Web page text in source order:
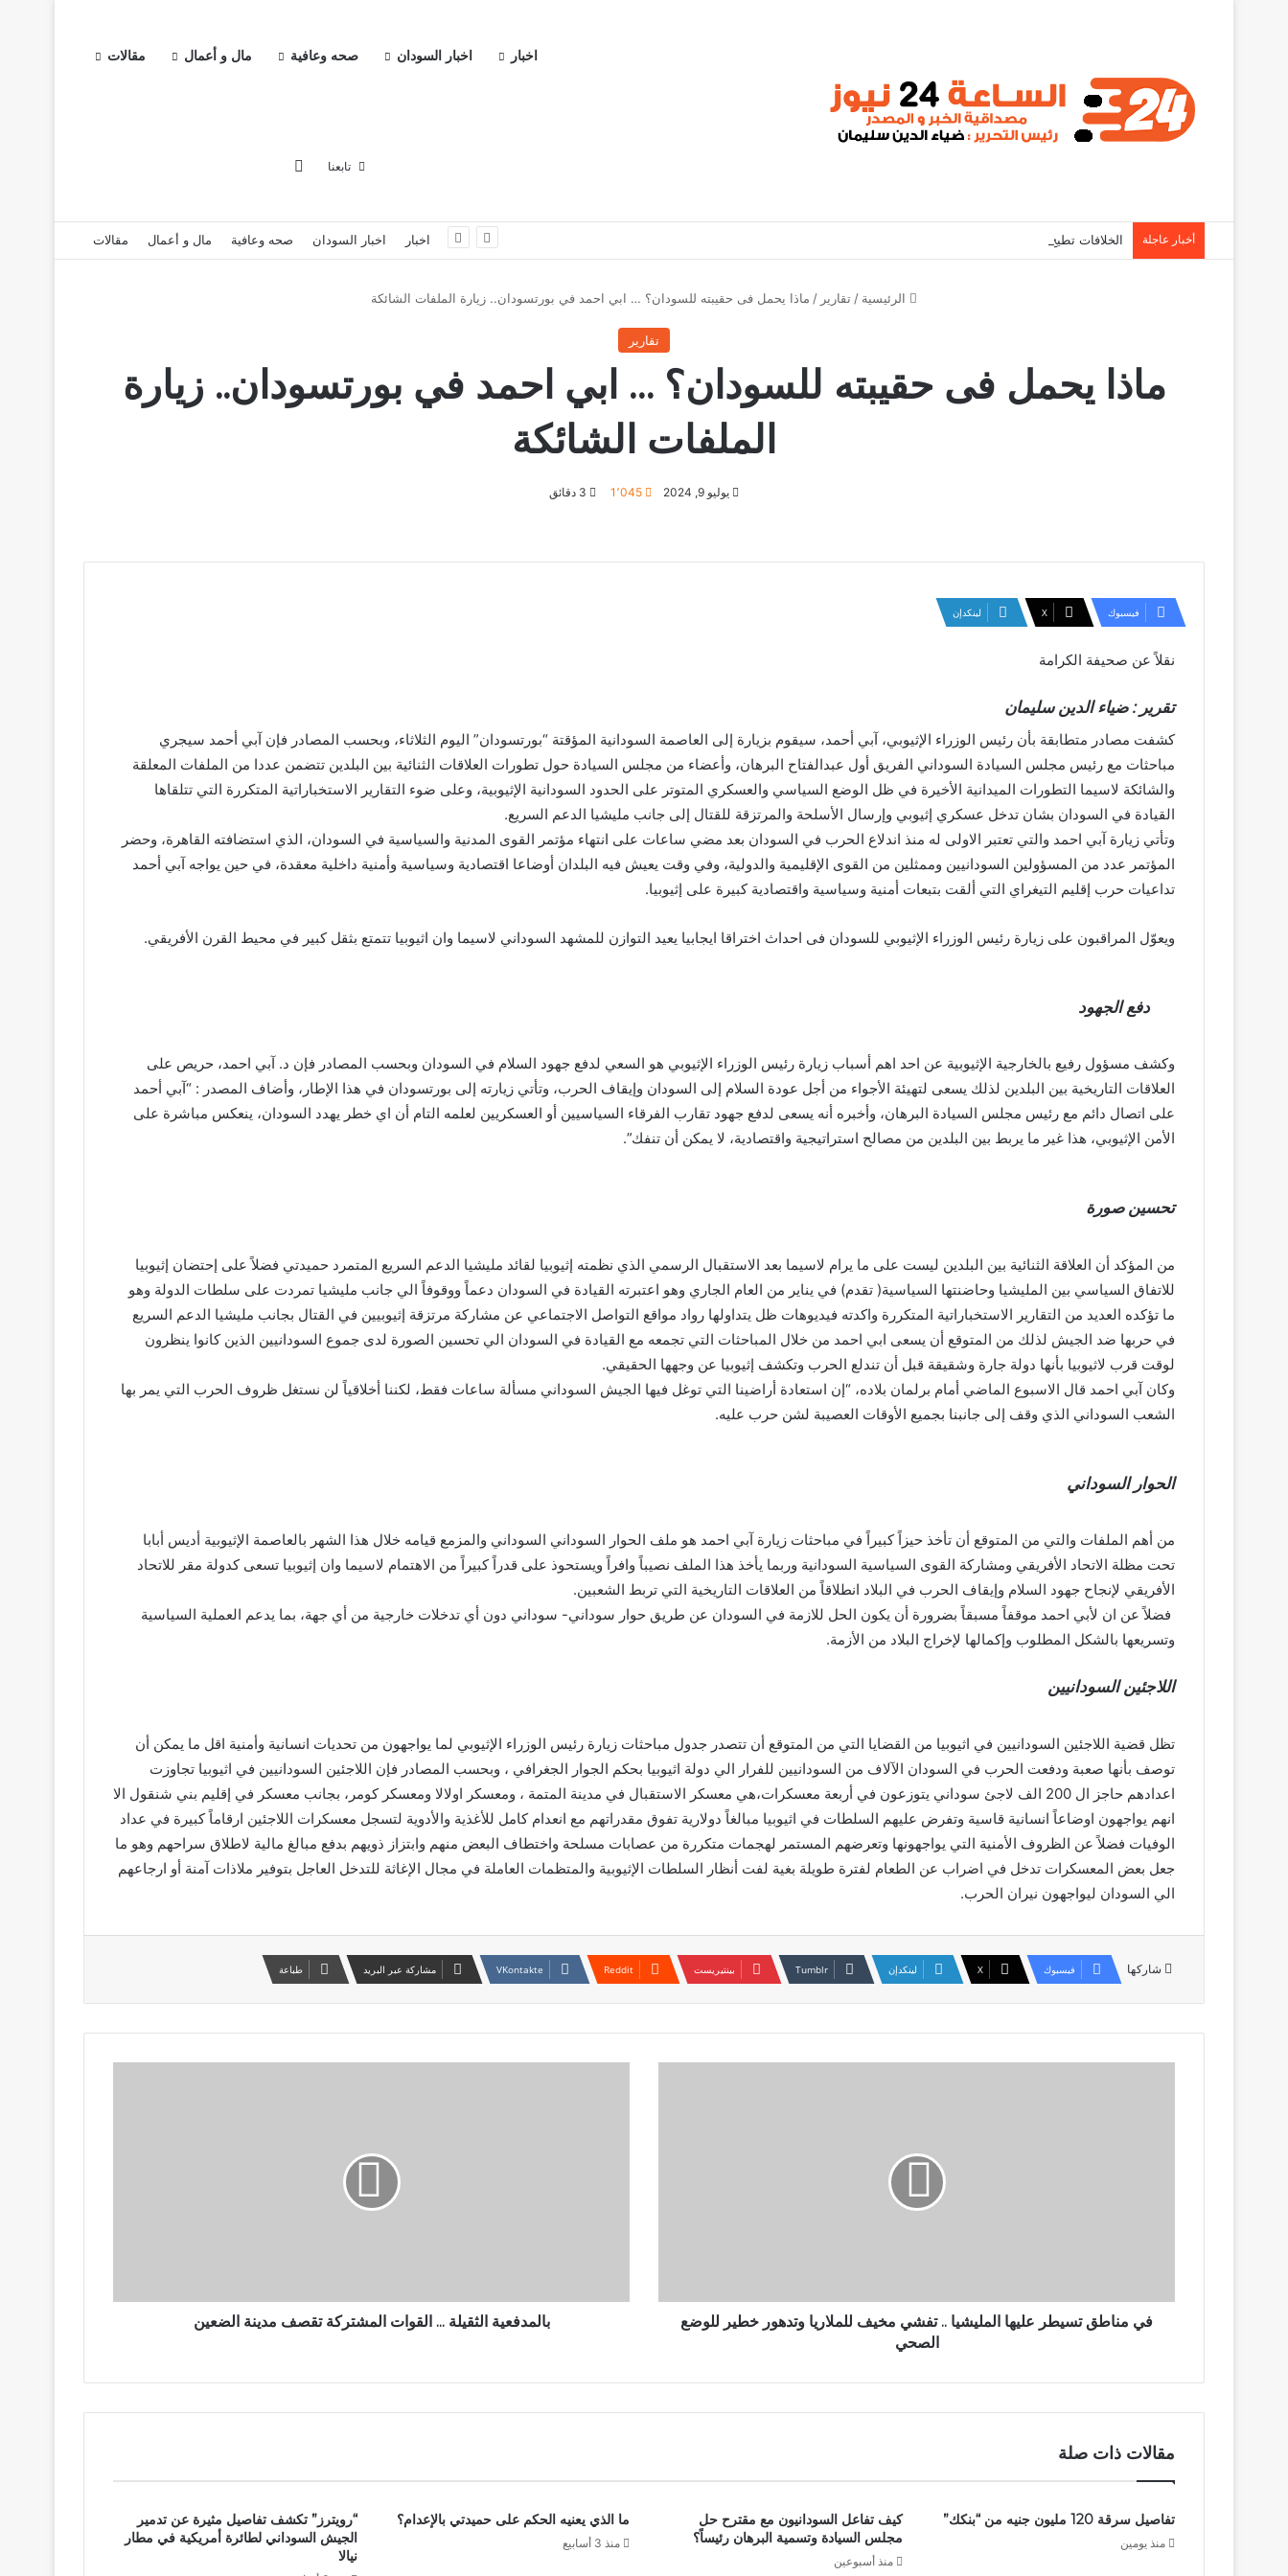
اخبار اخبار السودان صحه وعافية مال و أعمال مقالات
تابعنا
أخبار عاجلة الخلافات تطيح بـ مسؤولين من حكومة كامل إدريس اخبار اخبار السودان صحه وعافية مال و أعمال مقالات
الرئيسية / تقارير / ماذا يحمل فى حقيبته للسودان؟ … ابي احمد في بورتسودان.. زيارة الملفات الشائكة
تقارير
ماذا يحمل فى حقيبته للسودان؟ … ابي احمد في بورتسودان.. زيارة
الملفات الشائكة
يوليو 9, 2024 1٬045
فيسبوك ‫X لينكدإن
نقلاً عن صحيفة الكرامة
تقرير : ضياء الدين سليمان
كشفت مصادر متطابقة بأن رئيس الوزراء الإثيوبي، آبي أحمد، سيقوم بزيارة إلى العاصمة السودانية المؤقتة “بورتسودان” اليوم الثلاثاء، وبحسب المصادر فإن آبي أحمد سيجري
مباحثات مع رئيس مجلس السيادة السوداني الفريق أول عبدالفتاح البرهان، وأعضاء من مجلس السيادة حول تطورات العلاقات الثنائية بين البلدين تتضمن عددا من الملفات المعلقة
والشائكة لاسيما التطورات الميدانية الأخيرة في ظل الوضع السياسي والعسكري المتوتر على الحدود السودانية الإثيوبية، وعلى ضوء التقارير الاستخباراتية المتكررة التي تتلقاها
القيادة في السودان بشان تدخل عسكري إثيوبي وإرسال الأسلحة والمرتزقة للقتال إلى جانب مليشيا الدعم السريع.
وتأتي زيارة آبي احمد والتي تعتبر الاولى له منذ اندلاع الحرب في السودان بعد مضي ساعات على انتهاء مؤتمر القوى المدنية والسياسية في السودان، الذي استضافته القاهرة، وحضر
المؤتمر عدد من المسؤولين السودانيين وممثلين من القوى الإقليمية والدولية، وفي وقت يعيش فيه البلدان أوضاعا اقتصادية وسياسية وأمنية داخلية معقدة، في حين يواجه آبي أحمد
تداعيات حرب إقليم التيغراي التي ألقت بتبعات أمنية وسياسية واقتصادية كبيرة على إثيوبيا.
ويعوّل المراقبون على زيارة رئيس الوزراء الإثيوبي للسودان فى احداث اختراقا ايجابيا يعيد التوازن للمشهد السوداني لاسيما وان اثيوبيا تتمتع بثقل كبير في محيط القرن الأفريقي.
دفع الجهود
وكشف مسؤول رفيع بالخارجية الإثيوبية عن احد اهم أسباب زيارة رئيس الوزراء الإثيوبي هو السعي لدفع جهود السلام في السودان وبحسب المصادر فإن د. آبي احمد، حريص على
العلاقات التاريخية بين البلدين لذلك يسعى لتهيئة الأجواء من أجل عودة السلام إلى السودان وإيقاف الحرب، وتأتي زيارته إلى بورتسودان في هذا الإطار، وأضاف المصدر : “آبي أحمد
على اتصال دائم مع رئيس مجلس السيادة البرهان، وأخبره أنه يسعى لدفع جهود تقارب الفرقاء السياسيين أو العسكريين لعلمه التام أن اي خطر يهدد السودان، ينعكس مباشرة على
الأمن الإثيوبي، هذا غير ما يربط بين البلدين من مصالح استراتيجية واقتصادية، لا يمكن أن تنفك”.
تحسين صورة
من المؤكد أن العلاقة الثنائية بين البلدين ليست على ما يرام لاسيما بعد الاستقبال الرسمي الذي نظمته إثيوبيا لقائد مليشيا الدعم السريع المتمرد حميدتي فضلاً على إحتضان إثيوبيا
للاتفاق السياسي بين المليشيا وحاضنتها السياسية( تقدم) في يناير من العام الجاري وهو اعتبرته القيادة في السودان دعماً ووقوفاً الي جانب مليشيا تمردت على سلطات الدولة وهو
ما تؤكده العديد من التقارير الاستخباراتية المتكررة واكدته فيديوهات ظل يتداولها رواد مواقع التواصل الاجتماعي عن مشاركة مرتزقة إثيوبيين في القتال بجانب مليشيا الدعم السريع
في حربها ضد الجيش لذلك من المتوقع أن يسعى ابي احمد من خلال المباحثات التي تجمعه مع القيادة في السودان الي تحسين الصورة لدى جموع السودانيين الذين كانوا ينظرون
لوقت قرب لاثيوبيا بأنها دولة جارة وشقيقة قبل أن تندلع الحرب وتكشف إثيوبيا عن وجهها الحقيقي.
وكان آبي احمد قال الاسبوع الماضي أمام برلمان بلاده، “إن استعادة أراضينا التي توغل فيها الجيش السوداني مسألة ساعات فقط، لكننا أخلاقياً لن نستغل ظروف الحرب التي يمر بها
الشعب السوداني الذي وقف إلى جانبنا بجميع الأوقات العصيبة لشن حرب عليه.
الحوار السوداني
من أهم الملفات والتي من المتوقع أن تأخذ حيزاً كبيراً في مباحثات زيارة آبي احمد هو ملف الحوار السوداني السوداني والمزمع قيامه خلال هذا الشهر بالعاصمة الإثيوبية أديس أبابا
تحت مظلة الاتحاد الأفريقي ومشاركة القوى السياسية السودانية وربما يأخذ هذا الملف نصيباً وافراً ويستحوذ على قدراً كبيراً من الاهتمام لاسيما وان إثيوبيا تسعى كدولة مقر للاتحاد
الأفريقي لإنجاح جهود السلام وإيقاف الحرب في البلاد انطلاقاً من العلاقات التاريخية التي تربط الشعبين.
فضلاً عن ان لأبي احمد موقفاً مسبقاً بضرورة أن يكون الحل للازمة في السودان عن طريق حوار سوداني- سوداني دون أي تدخلات خارجية من أي جهة، بما يدعم العملية السياسية
وتسريعها بالشكل المطلوب وإكمالها لإخراج البلاد من الأزمة.
اللاجئين السودانيين
تظل قضية اللاجئين السودانيين في اثيوبيا من القضايا التي من المتوقع أن تتصدر جدول مباحثات زيارة رئيس الوزراء الإثيوبي لما يواجهون من تحديات انسانية وأمنية اقل ما يمكن أن
توصف بأنها صعبة ودفعت الحرب في السودان الآلاف من السودانيين للفرار الي دولة اثيوبيا بحكم الجوار الجغرافي ، وبحسب المصادر فإن اللاجئين السودانيين في اثيوبيا تجاوزت
اعدادهم حاجز ال 200 الف لاجئ سوداني يتوزعون في أربعة معسكرات،هي معسكر الاستقبال في مدينة المتمة ، ومعسكر اولالا ومعسكر كومر، بجانب معسكر في إقليم بني شنقول الا
انهم يواجهون اوضاعاً انسانية قاسية وتفرض عليهم السلطات في اثيوبيا مبالغاً دولارية تفوق مقدراتهم مع انعدام كامل للأغذية والأدوية لتسجل معسكرات اللاجئين ارقاماً كبيرة في عداد
الوفيات فضلاً عن الظروف الأمنية التي يواجهونها وتعرضهم المستمر لهجمات متكررة من عصابات مسلحة واختطاف البعض منهم وابتزاز ذويهم بدفع مبالغ مالية لاطلاق سراحهم وهو ما
جعل بعض المعسكرات تدخل في اضراب عن الطعام لفترة طويلة بغية لفت أنظار السلطات الإثيوبية والمتظمات العاملة في مجال الإغاثة للتدخل العاجل بتوفير ملاذات آمنة أو ارجاعهم
الي السودان ليواجهون نيران الحرب.
شاركها فيسبوك ‫X لينكدإن بينتيريست مشاركة عبر البريد طباعة
في مناطق تسيطر عليها المليشيا .. تفشي مخيف للملاريا وتدهور خطير للوضع
الصحي
بالمدفعية الثقيلة ... القوات المشتركة تقصف مدينة الضعين
مقالات ذات صلة
تفاصيل سرقة 120 مليون جنيه من “بنكك”
منذ يومين
كيف تفاعل السودانيون مع مقترح حل
مجلس السيادة وتسمية البرهان رئيساً؟
منذ أسبوعين
ما الذي يعنيه الحكم على حميدتي بالإعدام؟
منذ 3 أسابيع
“رويترز” تكشف تفاصيل مثيرة عن تدمير
الجيش السوداني لطائرة أمريكية في مطار
نيالا